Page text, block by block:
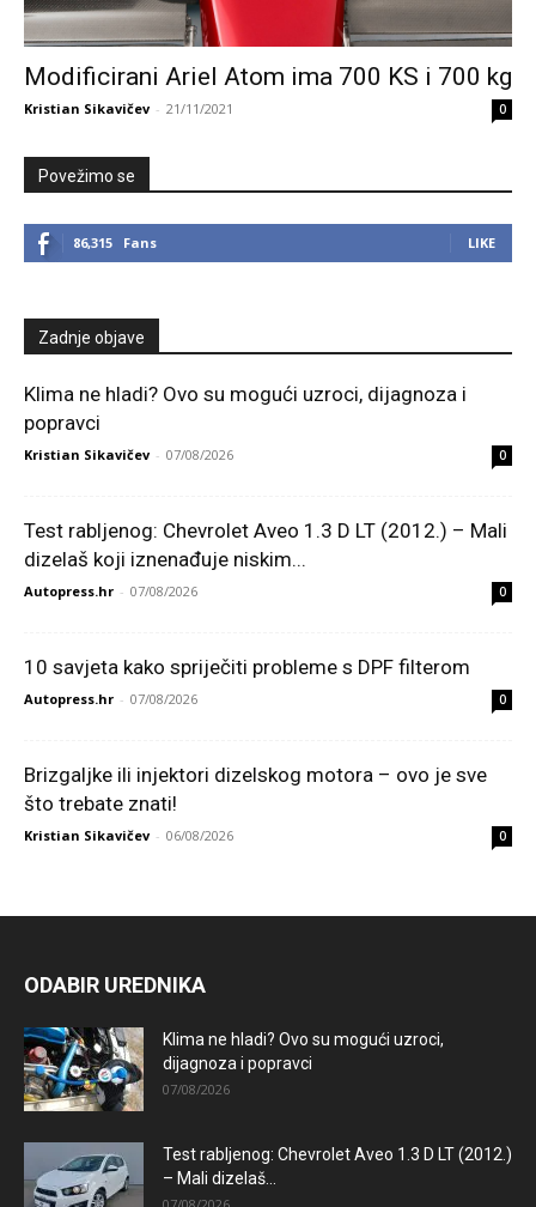
Modificirani Ariel Atom ima 700 KS i 700 kg
Kristian Sikavičev - 21/11/2021 0
Povežimo se
86,315 Fans LIKE
Zadnje objave
Klima ne hladi? Ovo su mogući uzroci, dijagnoza i
popravci
Kristian Sikavičev - 07/08/2026 0
Test rabljenog: Chevrolet Aveo 1.3 D LT (2012.) – Mali
dizelaš koji iznenađuje niskim...
Autopress.hr - 07/08/2026 0
10 savjeta kako spriječiti probleme s DPF filterom
Autopress.hr - 07/08/2026 0
Brizgaljke ili injektori dizelskog motora – ovo je sve
što trebate znati!
Kristian Sikavičev - 06/08/2026 0
ODABIR UREDNIKA
Klima ne hladi? Ovo su mogući uzroci,
dijagnoza i popravci
07/08/2026
Test rabljenog: Chevrolet Aveo 1.3 D LT (2012.)
– Mali dizelaš...
07/08/2026